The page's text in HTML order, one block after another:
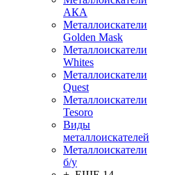
АКА
Металлоискатели
Golden Mask
Металлоискатели
Whites
Металлоискатели
Quest
Металлоискатели
Tesoro
Виды
металлоискателей
Металлоискатели
б/у